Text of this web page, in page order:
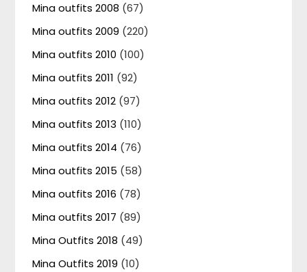
Mina outfits 2008 (67)
Mina outfits 2009 (220)
Mina outfits 2010 (100)
Mina outfits 2011 (92)
Mina outfits 2012 (97)
Mina outfits 2013 (110)
Mina outfits 2014 (76)
Mina outfits 2015 (58)
Mina outfits 2016 (78)
Mina outfits 2017 (89)
Mina Outfits 2018 (49)
Mina Outfits 2019 (10)